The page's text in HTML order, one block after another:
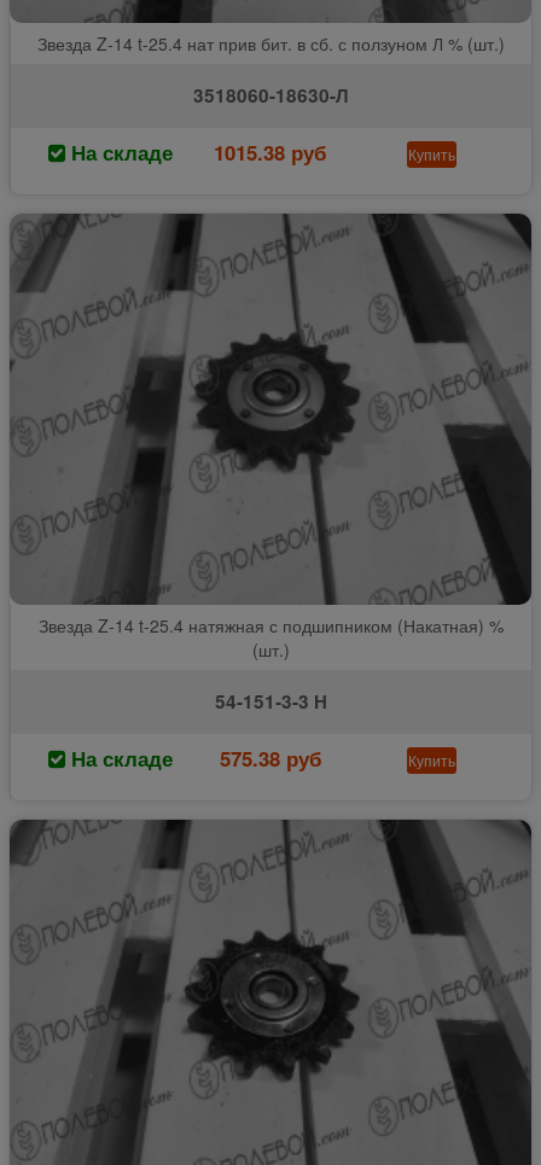
Звезда Z-14 t-25.4 нат прив бит. в сб. с ползуном Л % (шт.)
3518060-18630-Л
На складе 1015.38 руб Купить
Звезда Z-14 t-25.4 натяжная с подшипником (Накатная) %
(шт.)
54-151-3-3 Н
На складе 575.38 руб Купить